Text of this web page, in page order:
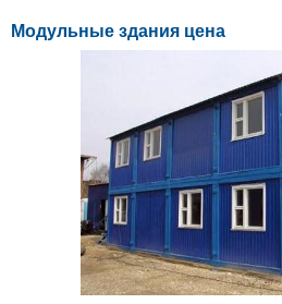
Модульные здания цена